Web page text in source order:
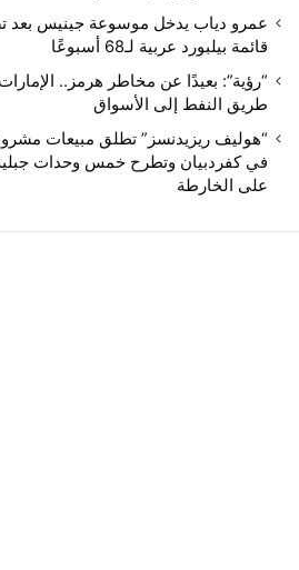
عمرو دياب يدخل موسوعة جينيس بعد
قائمة بيلبورد عربية لـ68 أسبوعًا
“رؤية”: بعيدًا عن مخاطر هرمز..
طريق النفط إلى الأسواق
“هوليف ريزيدنسز” تطلق مبيعات
في كفردبيان وتطرح خمس وحدات
على الخارطة